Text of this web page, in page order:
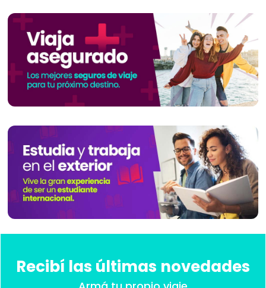
Recibí las últimas novedades